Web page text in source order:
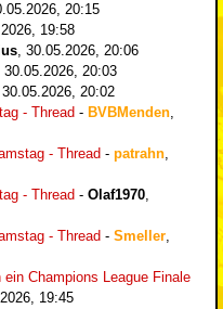
20:15
19:58
, 30.05.2026, 20:06
30.05.2026, 20:03
30.05.2026, 20:02
- Thread - BVBMenden,
- Thread - patrahn,
- Thread - Olaf1970,
- Thread - Smeller,
Champions League Finale
19:45